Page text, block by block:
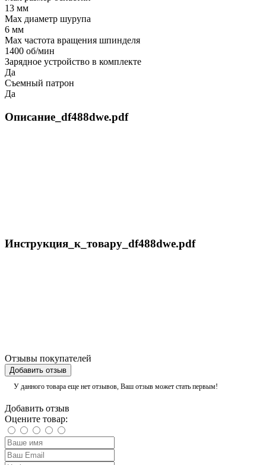
13 мм
Max диаметр шурупа
6 мм
Max частота вращения шпинделя
1400 об/мин
Зарядное устройство в комплекте
Да
Съемный патрон
Да
Описание_df488dwe.pdf
Инструкция_к_товару_df488dwe.pdf
Отзывы покупателей
Добавить отзыв
У данного товара еще нет отзывов, Ваш отзыв может стать первым!
Добавить отзыв
Оцените товар: